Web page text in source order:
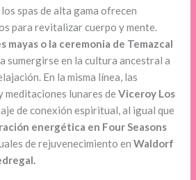
spas de alta gama ofrecen
para revitalizar cuerpo y mente.
mayas o la ceremonia de Temazcal
sumergirse en la cultura ancestral a
En la misma línea, las
meditaciones lunares de Viceroy Los
de conexión espiritual, al igual que
energética en Four Seasons
de rejuvenecimiento enWaldorf